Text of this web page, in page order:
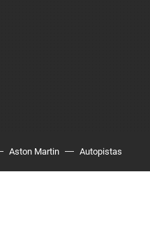
Aston Martin Autopistas